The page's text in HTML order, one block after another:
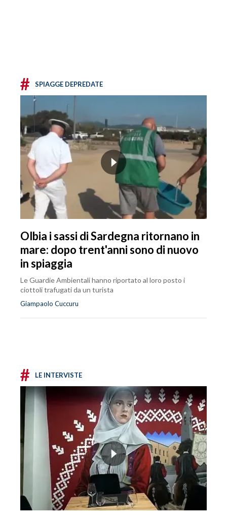
# SPIAGGE DEPREDATE
Olbia i sassi di Sardegna ritornano in
mare: dopo trent'anni sono di nuovo
in spiaggia
Le Guardie Ambientali hanno riportato al loro posto i
ciottoli trafugati da un turista
Giampaolo Cuccuru
# LE INTERVISTE